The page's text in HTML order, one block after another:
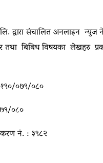
लि. द्वारा संचालित अनलाइन
तथा बिबिध विषयका लेखहरु
०७९/०८०
०८०
नं. : ३९८२